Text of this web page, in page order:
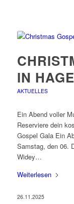
IN
AKTUELLES
Ein Abend voller
Reserviere dein
Gospel Gala Ein
Samstag, den 06.
Widey…
Weiterlesen
26.11.2025